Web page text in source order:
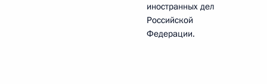
иностранных дел
Российской
Федерации.